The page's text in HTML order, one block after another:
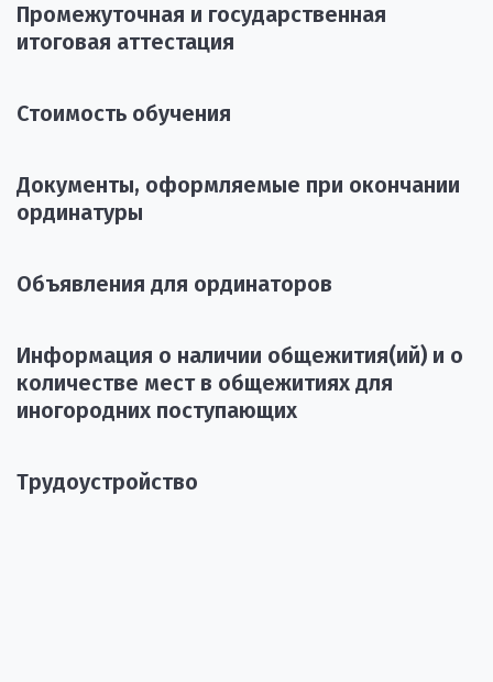
Промежуточная и государственная
итоговая аттестация
Стоимость обучения
Документы, оформляемые при окончании
ординатуры
Объявления для ординаторов
Информация о наличии общежития(ий) и о
количестве мест в общежитиях для
иногородних поступающих
Трудоустройство